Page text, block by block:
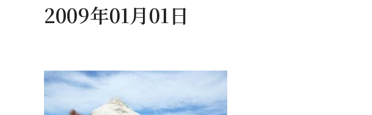
2009年01月01日